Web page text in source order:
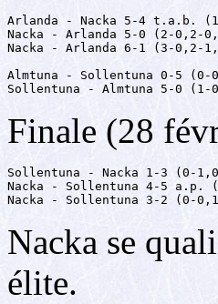
Arlanda - Nacka 5-4 t.a.b.
Nacka - Arlanda 5-0 (2-0,2-
Nacka - Arlanda 6-1 (3-0,2-
Almtuna - Sollentuna 0-5 (0-
Sollentuna - Almtuna 5-0 (1-
Finale (28
Sollentuna - Nacka 1-3 (0-
Nacka - Sollentuna 4-5 a.p.
Nacka - Sollentuna 3-2 (0-
Nacka se
élite.